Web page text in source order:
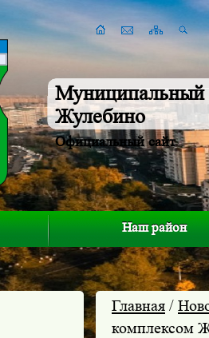
Муниципальный
Жулебино
Официальный сайт
Наш район
Главная /
комплексом